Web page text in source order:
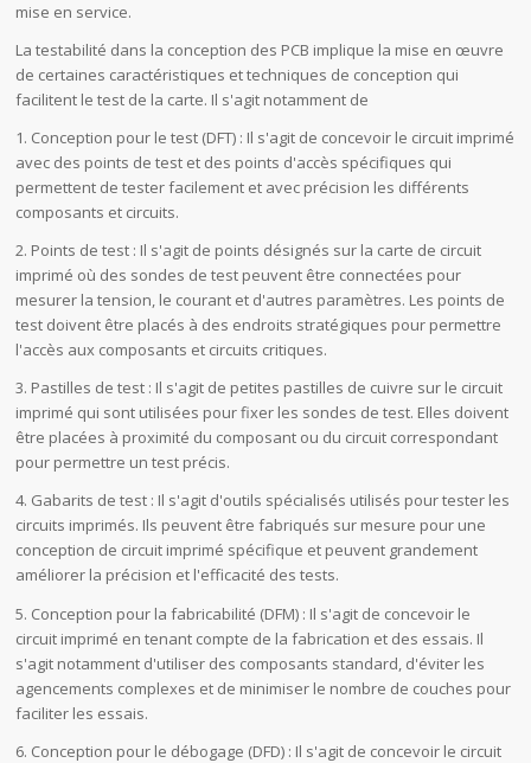
mise en service.
La testabilité dans la conception des PCB implique la mise en œuvre
de certaines caractéristiques et techniques de conception qui
facilitent le test de la carte. Il s'agit notamment de
1. Conception pour le test (DFT) : Il s'agit de concevoir le circuit imprimé
avec des points de test et des points d'accès spécifiques qui
permettent de tester facilement et avec précision les différents
composants et circuits.
2. Points de test : Il s'agit de points désignés sur la carte de circuit
imprimé où des sondes de test peuvent être connectées pour
mesurer la tension, le courant et d'autres paramètres. Les points de
test doivent être placés à des endroits stratégiques pour permettre
l'accès aux composants et circuits critiques.
3. Pastilles de test : Il s'agit de petites pastilles de cuivre sur le circuit
imprimé qui sont utilisées pour fixer les sondes de test. Elles doivent
être placées à proximité du composant ou du circuit correspondant
pour permettre un test précis.
4. Gabarits de test : Il s'agit d'outils spécialisés utilisés pour tester les
circuits imprimés. Ils peuvent être fabriqués sur mesure pour une
conception de circuit imprimé spécifique et peuvent grandement
améliorer la précision et l'efficacité des tests.
5. Conception pour la fabricabilité (DFM) : Il s'agit de concevoir le
circuit imprimé en tenant compte de la fabrication et des essais. Il
s'agit notamment d'utiliser des composants standard, d'éviter les
agencements complexes et de minimiser le nombre de couches pour
faciliter les essais.
6. Conception pour le débogage (DFD) : Il s'agit de concevoir le circuit